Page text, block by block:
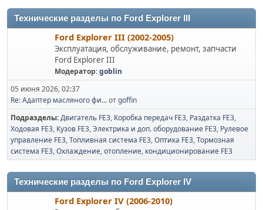
Технические разделы по Ford Explorer III
Ford Explorer III (2002-2005)
Эксплуатация, обслуживание, ремонт, запчасти
Ford Explorer III
Модератор:goblin
05 июня 2026, 02:37
Re: Адаптер масляного фи...отgoffin
Подразделы Двигатель FE3 Коробка передач FE3 Раздатка FE3
Ходовая FE3 Кузов FE3 Электрика и доп. оборудование FE3 Рулевое
управление FE3 Топливная система FE3 Оптика FE3 Тормозная
система FE3 Охлаждение, отопление, кондиционирование FE3
Технические разделы по Ford Explorer IV
Ford Explorer IV (2006-2010)